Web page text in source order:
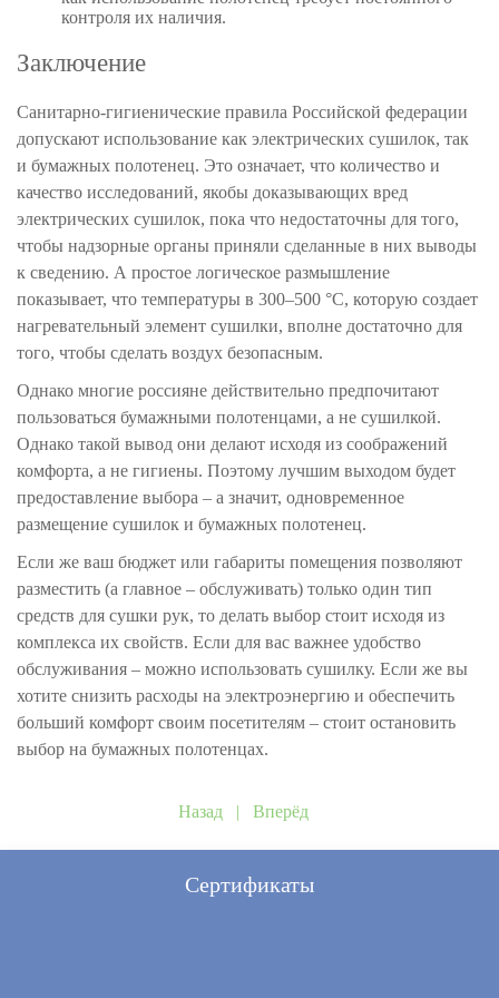
контроля их наличия.
Заключение
Санитарно-гигиенические правила Российской федерации
допускают использование как электрических сушилок, так
и бумажных полотенец. Это означает, что количество и
качество исследований, якобы доказывающих вред
электрических сушилок, пока что недостаточны для того,
чтобы надзорные органы приняли сделанные в них выводы
к сведению. А простое логическое размышление
показывает, что температуры в 300–500 °C, которую создает
нагревательный элемент сушилки, вполне достаточно для
того, чтобы сделать воздух безопасным.
Однако многие россияне действительно предпочитают
пользоваться бумажными полотенцами, а не сушилкой.
Однако такой вывод они делают исходя из соображений
комфорта, а не гигиены. Поэтому лучшим выходом будет
предоставление выбора – а значит, одновременное
размещение сушилок и бумажных полотенец.
Если же ваш бюджет или габариты помещения позволяют
разместить (а главное – обслуживать) только один тип
средств для сушки рук, то делать выбор стоит исходя из
комплекса их свойств. Если для вас важнее удобство
обслуживания – можно использовать сушилку. Если же вы
хотите снизить расходы на электроэнергию и обеспечить
больший комфорт своим посетителям – стоит остановить
выбор на бумажных полотенцах.
Назад Вперёд
Сертификаты